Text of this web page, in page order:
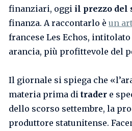
finanziari, oggi il prezzo del
finanza. A raccontarlo è un
francese Les Echos,
arancia, più profittevole del
Il giornale si spiega che
materia prima di trader e
dello scorso settembre, la
produttore statunitense.